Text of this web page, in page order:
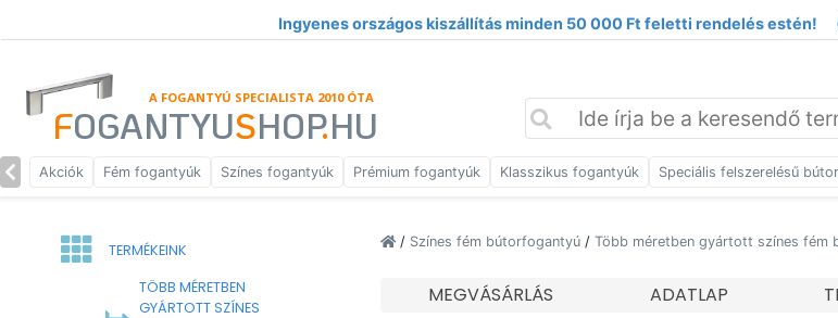
Ingyenes országos kiszállítás minden 50 000 Ft feletti rendelés estén!
A FOGANTYÚ SPECIALISTA 2010 ÓTA
FOGANTYUSHOP.HU
Akciók Fém fogantyúk Színes fogantyúk Prémium fogantyúk Klasszikus fogantyúk Speciális felszerelésű
TERMÉKEINK
TÖBB MÉRETBEN
GYÁRTOTT SZÍNES
/ Színes fém bútorfogantyú / Több méretben gyártott színes fém
MEGVÁSÁRLÁS ADATLAP